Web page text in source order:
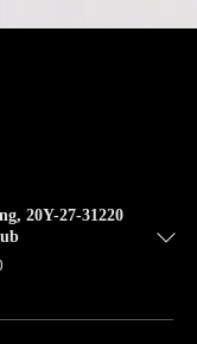
20Y-27-31220